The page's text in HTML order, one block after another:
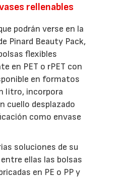
rellenables
podrán verse en la
Pinard Beauty Pack,
flexibles
en PET o rPET con
en formatos
litro, incorpora
cuello desplazado
como envase
soluciones de su
ellas las bolsas
en PE o PP y